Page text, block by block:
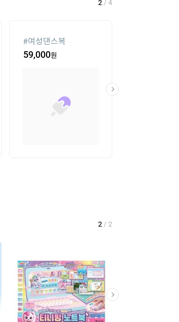
#여성댄스복
59,000원
2 / 4
2 / 2